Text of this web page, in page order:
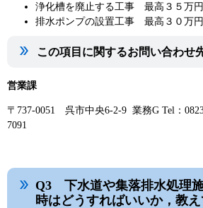
浄化槽を廃止する工事 最高３５万円
排水ポンプの設置工事 最高３０万円
この項目に関するお問い合わせ
営業課
〒737-0051 呉市中央6-2-9 業務G Tel：
7091
Q3 下水道や集落排水処理
時はどうすればいいか，教え